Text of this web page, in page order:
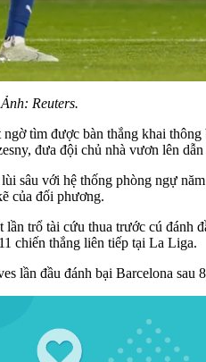
Reuters.
ngờ tìm được bàn thắng khai
đưa đội chủ nhà vươn lên
sâu với hệ thống phòng ngự
của đối phương.
lần trổ tài cứu thua trước cú đánh
chiến thắng liên tiếp tại La Liga.
lần đầu đánh bại Barcelona sau